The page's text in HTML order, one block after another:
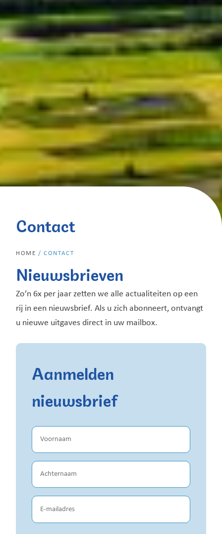
Contact
HOME /CONTACT
Nieuwsbrieven
Zo’n 6x per jaar zetten we alle actualiteiten op een
rij in een nieuwsbrief. Als u zich abonneert, ontvangt
u nieuwe uitgaves direct in uw mailbox.
Aanmelden
nieuwsbrief